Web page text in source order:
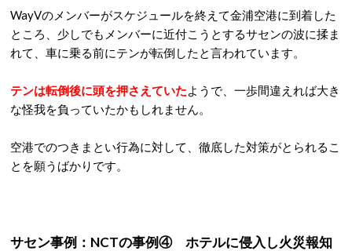
WayVのメンバーがスケジュールを終えて金浦空港に到着した
ところ、少しでもメンバーに近付こうとするサセンの波に揉ま
れて、車に乗る前にテンが転倒したと言われています。
テンは転倒後に頭を押さえていたようで、一歩間違えれば大き
な怪我を負っていたかもしれません。
空港でのつきまとい行為に対して、徹底した対策がとられるこ
とを願うばかりです。
サセン事例： NCTの事例④ ホテルに侵入し火災報知